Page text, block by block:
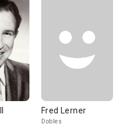
Fred Lerner
Dobles